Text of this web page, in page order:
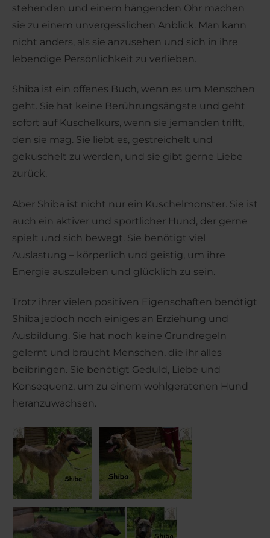
stehenden und einem hängenden Ohr machen
sie zu einem unvergesslichen Anblick. Man kann
nicht anders, als sie anzusehen und sich in ihre
lebendige Persönlichkeit zu verlieben.
Shiba ist ein offenes Buch, wenn es um Menschen
geht. Sie hat keine Berührungsängste und geht
sofort auf Kuschelkurs, wenn sie jemanden trifft,
den sie mag. Sie liebt es, gestreichelt und
gekuschelt zu werden, und sie gibt gerne Liebe
zurück.
Aber Shiba ist nicht nur ein Kuschelmonster. Sie ist
auch ein aktiver und sportlicher Hund, der gerne
spielt und sich bewegt. Sie benötigt viel
Auslastung – körperlich und geistig, um ihre
Energie auszuleben und glücklich zu sein.
Trotz ihrer vielen positiven Eigenschaften benötigt
Shiba jedoch noch einiges an Erziehung und
Ausbildung. Sie hat noch keine Grundregeln
gelernt und braucht Menschen, die ihr alles
beibringen. Sie benötigt Geduld, Liebe und
Konsequenz, um zu einem wohlgeratenen Hund
heranzuwachsen.